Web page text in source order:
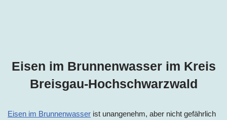
Eisen im Brunnenwasser im Kreis
Breisgau-Hochschwarzwald
Eisen im Brunnenwasser ist unangenehm, aber nicht gefährlich